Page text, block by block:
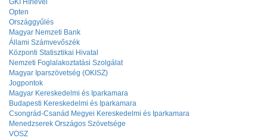
GKI Hírlevél
Opten
Országgyűlés
Magyar Nemzeti Bank
Állami Számvevőszék
Központi Statisztikai Hivatal
Nemzeti Foglalakoztatási Szolgálat
Magyar Iparszövetség (OKISZ)
Jogpontok
Magyar Kereskedelmi és Iparkamara
Budapesti Kereskedelmi és Iparkamara
Csongrád-Csanád Megyei Kereskedelmi és Iparkamara
Menedzserek Országos Szövetsége
VOSZ